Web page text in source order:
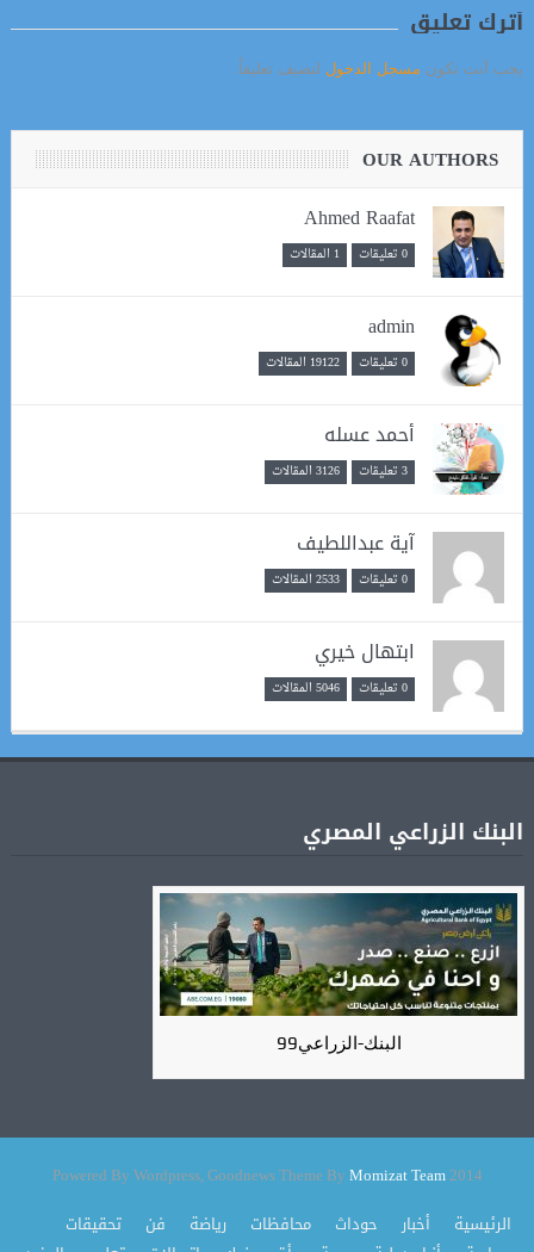
أترك تعليق
يجب أنت تكون مسجل الدخول لتضيف تعليقاً.
OUR AUTHORS
Ahmed Raafat
0 تعليقات 1 المقالات
admin
0 تعليقات 19122 المقالات
أحمد عسله
3 تعليقات 3126 المقالات
آية عبداللطيف
0 تعليقات 2533 المقالات
ابتهال خيري
0 تعليقات 5046 المقالات
البنك الزراعي المصري
البنك-الزراعي99
2014 Powered By Wordpress, Goodnews Theme By
Momizat Team
الرئيسية
أخبار حوداث محافظات رياضة فن
تحقيقات